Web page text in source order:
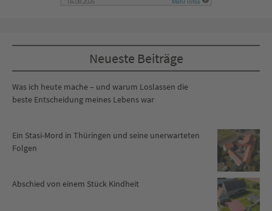
Neueste Beiträge
Was ich heute mache – und warum Loslassen die
beste Entscheidung meines Lebens war
Ein Stasi-Mord in Thüringen und seine unerwarteten
Folgen
Abschied von einem Stück Kindheit